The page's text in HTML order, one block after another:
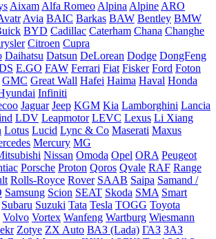
Aixam Alfa Romeo Alpina Alpine ARO
Avia BAIC Barkas BAW Bentley BMW
BYD Cadillac Caterham Chana Changhe
Citroen Cupra
Daihatsu Datsun DeLorean Dodge DongFeng
E.GO FAW Ferrari Fiat Fisker Ford Foton
GMC Great Wall Hafei Haima Haval Honda
Infiniti
Jaguar Jeep KGM Kia Lamborghini Lancia
LDV Leapmotor LEVC Lexus Li Xiang
Lotus Lucid Lync & Co Maserati Maxus
Mercury MG
Nissan Omoda Opel ORA Peugeot
Porsche Proton Qoros Qvale RAF Range
Rolls-Royce Rover SAAB Saipa Samand /
Samsung Scion SEAT Skoda SMA Smart
Subaru Suzuki Tata Tesla TOGG Toyota
Volvo Vortex Wanfeng Wartburg Wiesmann
Zotye ZX Auto ВАЗ (Lada) ГАЗ ЗАЗ